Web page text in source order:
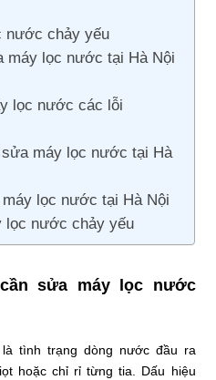
nước chảy yếu
máy lọc nước tại Hà Nội
lọc nước các lỗi
máy lọc nước tại Hà
lọc nước tại Hà Nội
lọc nước chảy yếu
sửa máy lọc nước
tình trạng dòng nước đầu ra
hoặc chỉ rỉ từng tia. Dấu hiệu